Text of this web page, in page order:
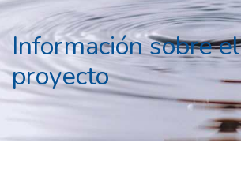
Información sobre el
proyecto